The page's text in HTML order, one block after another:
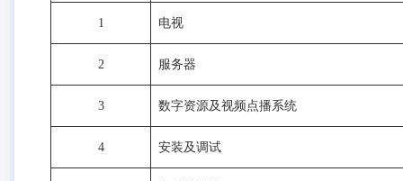
1 电视
2 服务器
3 数字资源及视频点播系统
4 安装及调试